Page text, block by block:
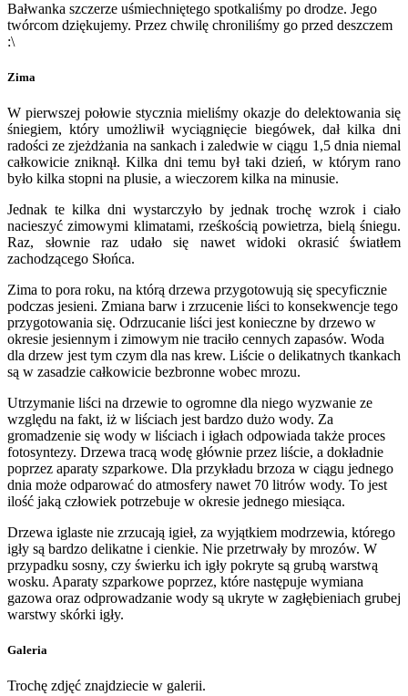
Bałwanka szczerze uśmiechniętego spotkaliśmy po drodze. Jego
twórcom dziękujemy. Przez chwilę chroniliśmy go przed deszczem
:\
Zima
W pierwszej połowie stycznia mieliśmy okazje do delektowania się
śniegiem, który umożliwił wyciągnięcie biegówek, dał kilka dni
radości ze zjeżdżania na sankach i zaledwie w ciągu 1,5 dnia niemal
całkowicie zniknął. Kilka dni temu był taki dzień, w którym rano
było kilka stopni na plusie, a wieczorem kilka na minusie.
Jednak te kilka dni wystarczyło by jednak trochę wzrok i ciało
nacieszyć zimowymi klimatami, rześkością powietrza, bielą śniegu.
Raz, słownie raz udało się nawet widoki okrasić światłem
zachodzącego Słońca.
Zima to pora roku, na którą drzewa przygotowują się specyficznie
podczas jesieni. Zmiana barw i zrzucenie liści to konsekwencje tego
przygotowania się. Odrzucanie liści jest konieczne by drzewo w
okresie jesiennym i zimowym nie traciło cennych zapasów. Woda
dla drzew jest tym czym dla nas krew. Liście o delikatnych tkankach
są w zasadzie całkowicie bezbronne wobec mrozu.
Utrzymanie liści na drzewie to ogromne dla niego wyzwanie ze
względu na fakt, iż w liściach jest bardzo dużo wody. Za
gromadzenie się wody w liściach i igłach odpowiada także proces
fotosyntezy. Drzewa tracą wodę głównie przez liście, a dokładnie
poprzez aparaty szparkowe. Dla przykładu brzoza w ciągu jednego
dnia może odparować do atmosfery nawet 70 litrów wody. To jest
ilość jaką człowiek potrzebuje w okresie jednego miesiąca.
Drzewa iglaste nie zrzucają igieł, za wyjątkiem modrzewia, którego
igły są bardzo delikatne i cienkie. Nie przetrwały by mrozów. W
przypadku sosny, czy świerku ich igły pokryte są grubą warstwą
wosku. Aparaty szparkowe poprzez, które następuje wymiana
gazowa oraz odprowadzanie wody są ukryte w zagłębieniach grubej
warstwy skórki igły.
Galeria
Trochę zdjęć znajdziecie w galerii.